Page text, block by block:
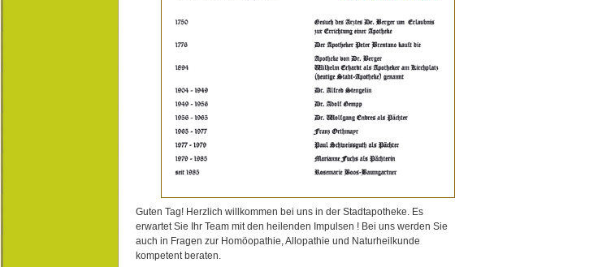
Guten Tag! Herzlich willkommen bei uns in der Stadtapotheke. Es
erwartet Sie Ihr Team mit den heilenden Impulsen ! Bei uns werden Sie
auch in Fragen zur Homöopathie, Allopathie und Naturheilkunde
kompetent beraten.